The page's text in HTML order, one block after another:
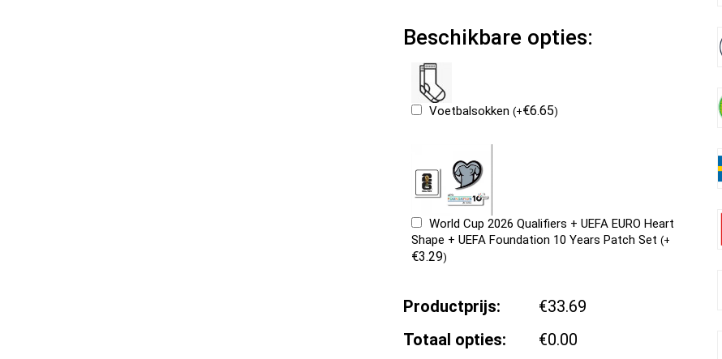
Beschikbare opties:
Voetbalsokken (+€6.65)
World Cup 2026 Qualifiers + UEFA EURO Heart
Shape + UEFA Foundation 10 Years Patch Set (+
€3.29)
Productprijs:
€33.69
Totaal opties:
€0.00